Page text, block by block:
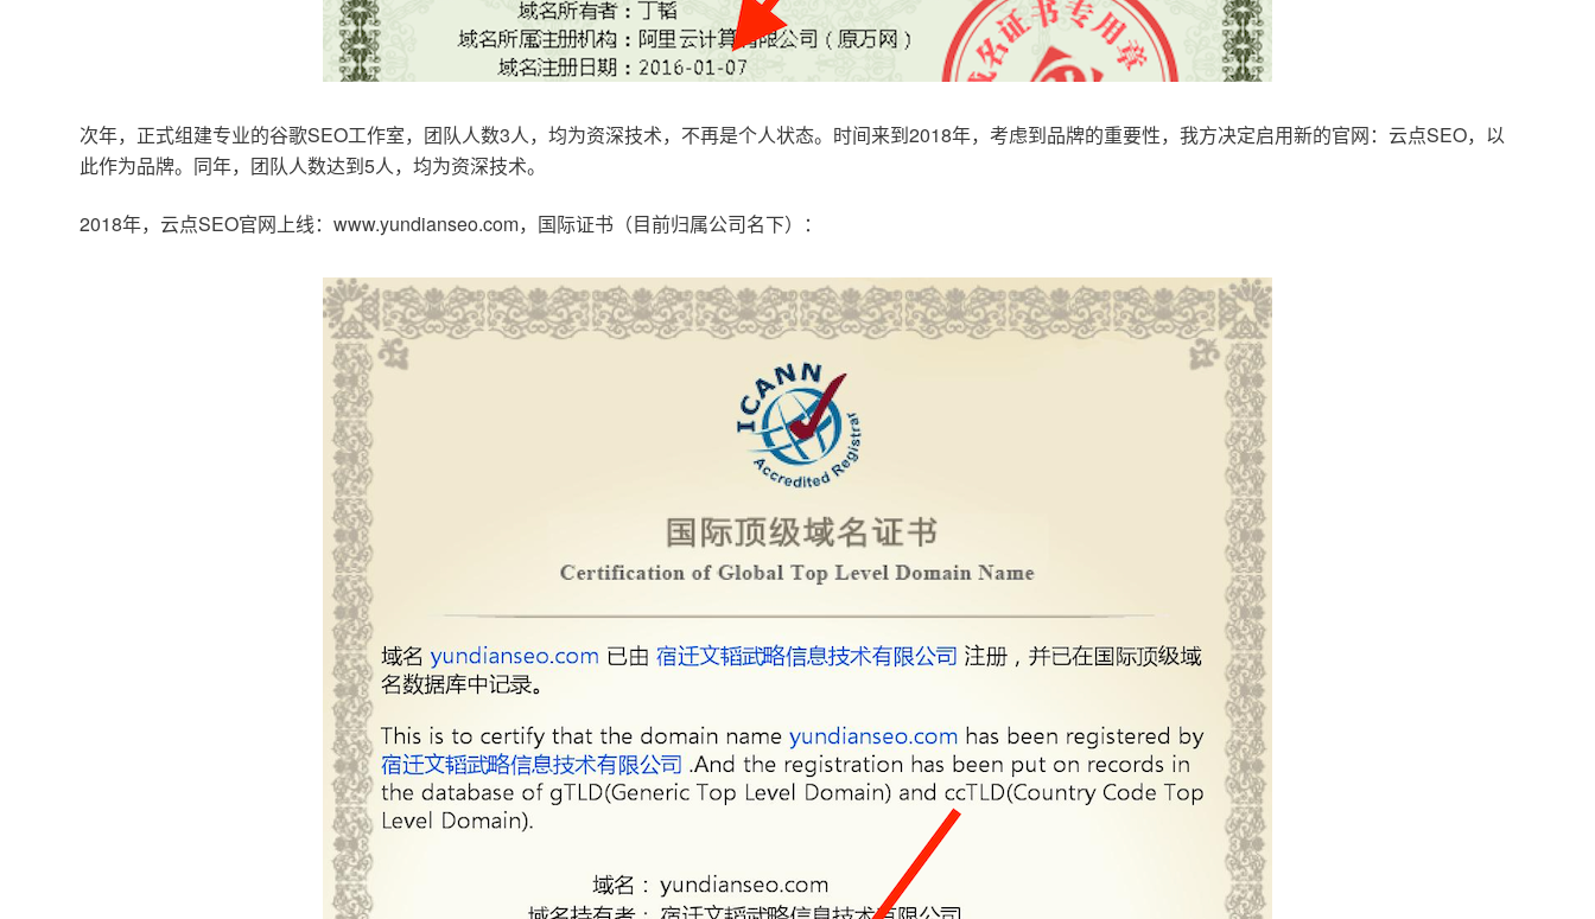
次年，正式组建专业的谷歌SEO工作室，团队人数3人，均为资深技术，不再是个人状态。时间来到2018年，考虑到品牌的重要性，我方决定启用新的官网：云点SEO，以
此作为品牌。同年，团队人数达到5人，均为资深技术。
2018年，云点SEO官网上线：www.yundianseo.com，国际证书（目前归属公司名下）：